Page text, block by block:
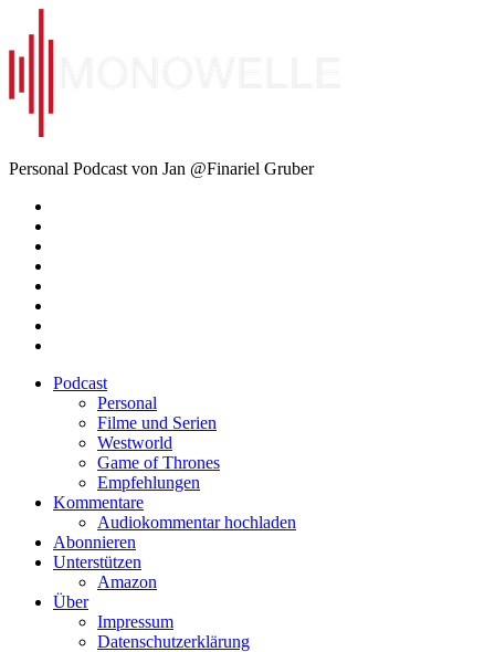
Inhalt
springen
Monowelle
Personal Podcast von Jan @Finariel Gruber
Podcast
Personal
Filme und Serien
Westworld
Game of Thrones
Empfehlungen
Kommentare
Audiokommentar hochladen
Abonnieren
Unterstützen
Amazon
Über
Impressum
Datenschutzerklärung